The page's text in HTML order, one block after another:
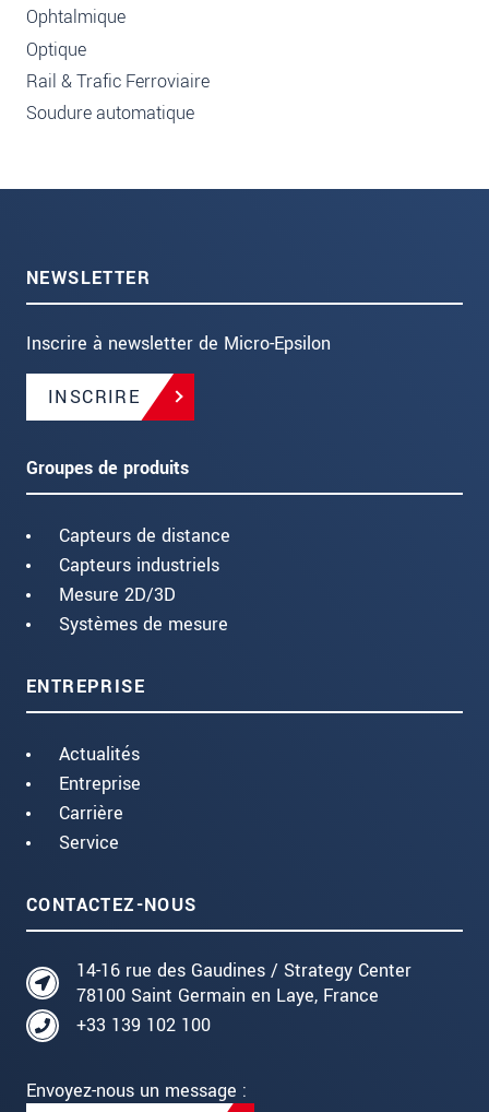
Ophtalmique
Optique
Rail & Trafic Ferroviaire
Soudure automatique
NEWSLETTER
Inscrire à newsletter de Micro-Epsilon
INSCRIRE
Groupes de produits
Capteurs de distance
Capteurs industriels
Mesure 2D/3D
Systèmes de mesure
ENTREPRISE
Actualités
Entreprise
Carrière
Service
CONTACTEZ-NOUS
14-16 rue des Gaudines / Strategy Center
78100 Saint Germain en Laye, France
+33 139 102 100
Envoyez-nous un message :